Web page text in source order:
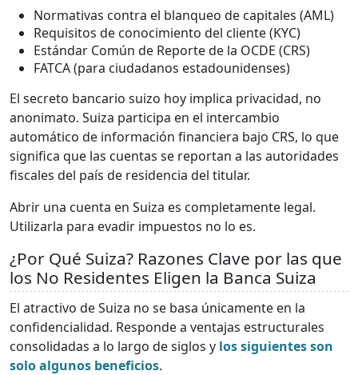
Normativas contra el blanqueo de capitales (AML)
Requisitos de conocimiento del cliente (KYC)
Estándar Común de Reporte de la OCDE (CRS)
FATCA (para ciudadanos estadounidenses)
El secreto bancario suizo hoy implica privacidad, no
anonimato. Suiza participa en el intercambio
automático de información financiera bajo CRS, lo que
significa que las cuentas se reportan a las autoridades
fiscales del país de residencia del titular.
Abrir una cuenta en Suiza es completamente legal.
Utilizarla para evadir impuestos no lo es.
¿Por Qué Suiza? Razones Clave por las que
los No Residentes Eligen la Banca Suiza
El atractivo de Suiza no se basa únicamente en la
confidencialidad. Responde a ventajas estructurales
consolidadas a lo largo de siglos y los siguientes son
solo algunos beneficios.